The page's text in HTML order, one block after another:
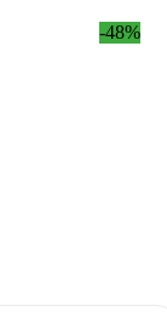
-48%